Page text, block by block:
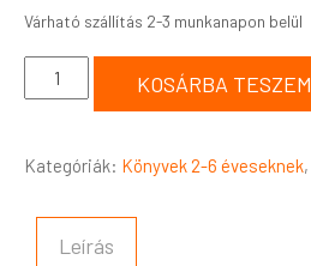
KOSÁRBA TESZEM
Kategóriák: Könyvek 2-6 éveseknek,
Leírás